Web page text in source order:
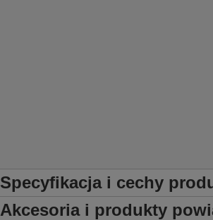
Specyfikacja i cechy
Akcesoria i produkty